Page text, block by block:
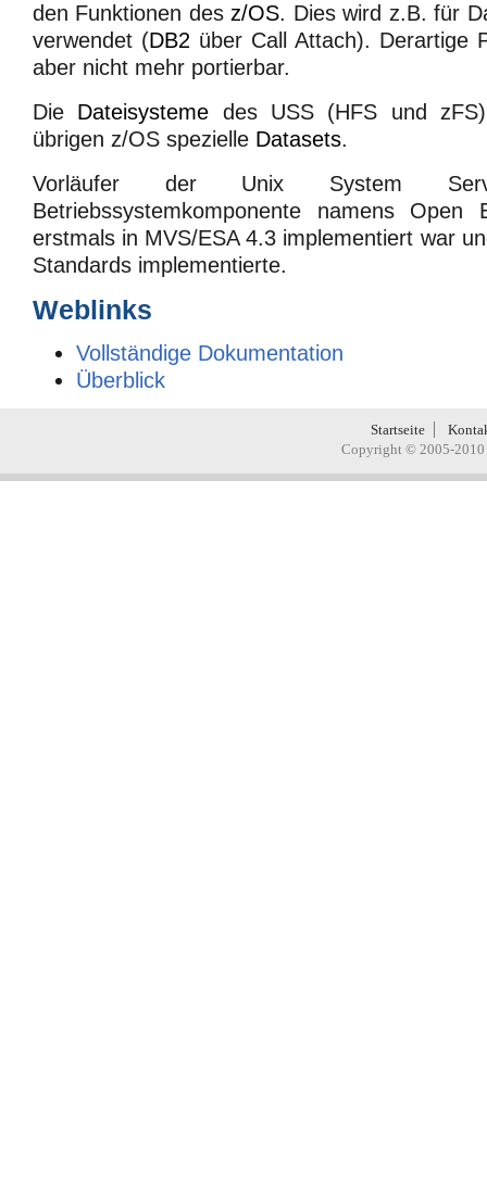
den Funktionen desz/OS. Dies wird z.B. für
verwendet (DB2 über Call Attach). Derartige
aber nicht mehr portierbar.
Die Dateisysteme des USS (HFS und
übrigen z/OS spezielle Datasets.
Vorläufer der Unix System
Betriebssystemkomponente namens Open
erstmals in MVS/ESA 4.3 implementiert war
Standards implementierte.
Weblinks
Vollständige Dokumentation
Überblick
Startseite
Copyright © 2005-2010